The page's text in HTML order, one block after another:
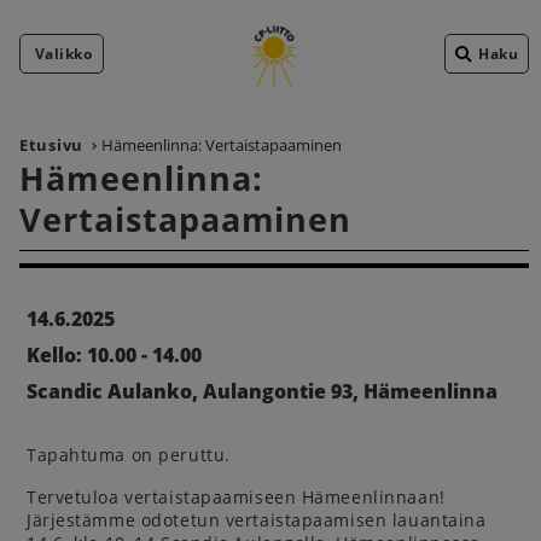
Valikko Haku
Etusivu Hämeenlinna: Vertaistapaaminen
Hämeenlinna:
Vertaistapaaminen
14.6.2025
Kello: 10.00 - 14.00
Scandic Aulanko, Aulangontie 93, Hämeenlinna
Tapahtuma on peruttu.
Tervetuloa vertaistapaamiseen Hämeenlinnaan!
Järjestämme odotetun vertaistapaamisen lauantaina